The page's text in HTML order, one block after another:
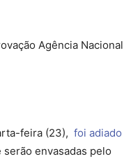
Agência Nacional
feira (23), foi adiado
envasadas pelo